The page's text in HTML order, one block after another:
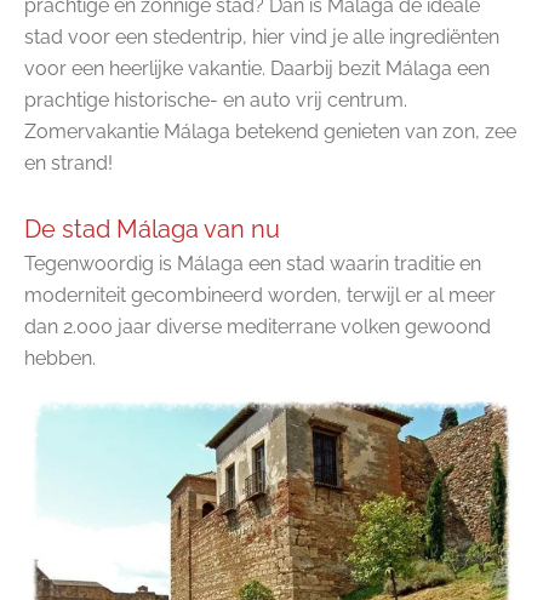
prachtige en zonnige stad? Dan is Málaga de ideale
stad voor een stedentrip, hier vind je alle ingrediënten
voor een heerlijke vakantie. Daarbij bezit Málaga een
prachtige historische- en auto vrij centrum.
Zomervakantie Málaga betekend genieten van zon, zee
en strand!
De stad Málaga van nu
Tegenwoordig is Málaga een stad waarin traditie en
moderniteit gecombineerd worden, terwijl er al meer
dan 2.000 jaar diverse mediterrane volken gewoond
hebben.